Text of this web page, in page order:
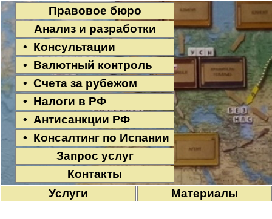
Правовое бюро
Анализ и разработки
• Консультации
• Валютный контроль
• Счета за рубежом
• Налоги в РФ
• Антисанкции РФ
• Консалтинг по Испании
Запрос услуг
Контакты
Услуги
Материалы